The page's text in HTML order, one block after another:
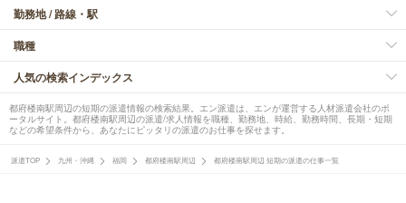
勤務地 / 路線・駅
職種
人気の検索インデックス
都府楼南駅周辺の短期の派遣情報の検索結果。エン派遣は、エンが運営する人材派遣会社のポ
ータルサイト。都府楼南駅周辺の派遣/求人情報を職種、勤務地、時給、勤務時間、長期・短期
などの希望条件から、あなたにピッタリの派遣のお仕事を探せます。
派遣TOP 九州・沖縄 福岡 都府楼南駅周辺 都府楼南駅周辺 短期の派遣の仕事一覧